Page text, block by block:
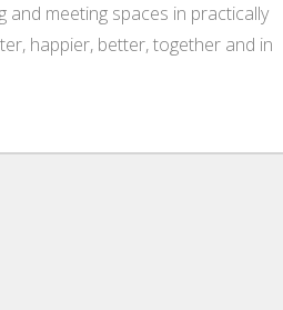
and meeting spaces in practically
happier, better, together and in